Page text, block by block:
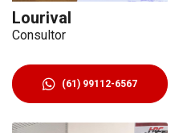
Lourival
Consultor
(61) 99112-6567